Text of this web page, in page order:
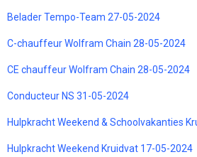
Belader Tempo-Team 27-05-2024
C-chauffeur Wolfram Chain 28-05-2024
CE chauffeur Wolfram Chain 28-05-2024
Conducteur NS 31-05-2024
Hulpkracht Weekend & Schoolvakanties
Hulpkracht Weekend Kruidvat 17-05-2024